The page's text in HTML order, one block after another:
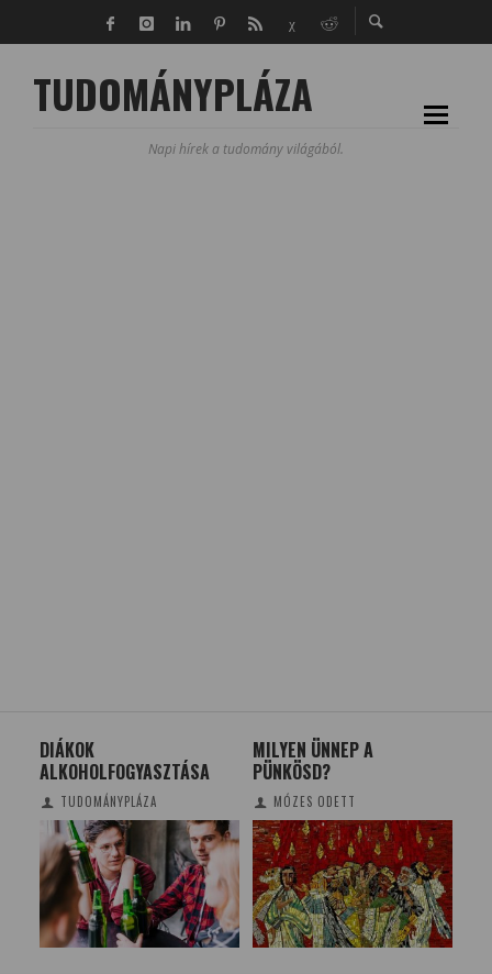
TUDOMÁNYPLÁZA
Napi hírek a tudomány világából.
DIÁKOK
ALKOHOLFOGYASZTÁSA
TUDOMÁNYPLÁZA
MILYEN ÜNNEP A
PÜNKÖSD?
MÓZES ODETT